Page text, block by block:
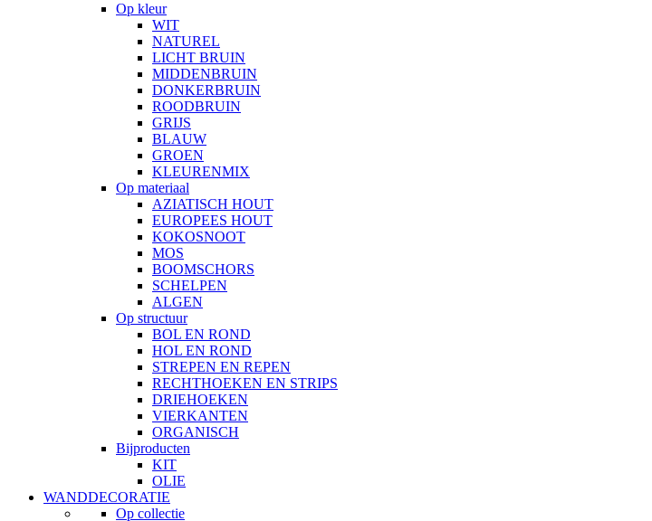
Op kleur
WIT
NATUREL
LICHT BRUIN
MIDDENBRUIN
DONKERBRUIN
ROODBRUIN
GRIJS
BLAUW
GROEN
KLEURENMIX
Op materiaal
AZIATISCH HOUT
EUROPEES HOUT
KOKOSNOOT
MOS
BOOMSCHORS
SCHELPEN
ALGEN
Op structuur
BOL EN ROND
HOL EN ROND
STREPEN EN REPEN
RECHTHOEKEN EN STRIPS
DRIEHOEKEN
VIERKANTEN
ORGANISCH
Bijproducten
KIT
OLIE
WANDDECORATIE
Op collectie